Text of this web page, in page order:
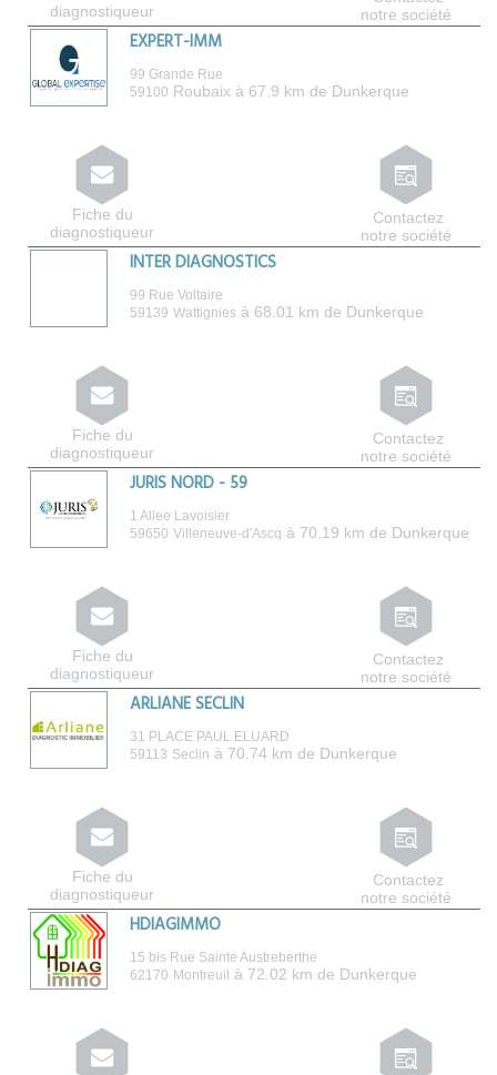
notre société
diagnostiqueur
EXPERT-IMM
99 Grande Rue
59100 Roubaix à 67.9 km de Dunkerque
Contactez
notre société
Fiche du
diagnostiqueur
INTER DIAGNOSTICS
99 Rue Voltaire
59139 Wattignies à 68.01 km de Dunkerque
Contactez
notre société
Fiche du
diagnostiqueur
JURIS NORD - 59
1 Allee Lavoisier
59650 Villeneuve-d'Ascq à 70.19 km de Dunkerque
Contactez
notre société
Fiche du
diagnostiqueur
ARLIANE SECLIN
31 PLACE PAUL ELUARD
59113 Seclin à 70.74 km de Dunkerque
Contactez
notre société
Fiche du
diagnostiqueur
HDIAGIMMO
15 bis Rue Sainte Austreberthe
62170 Montreuil à 72.02 km de Dunkerque